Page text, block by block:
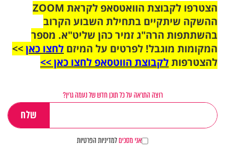
הצטרפו לקבוצת הוואטסאפ לקראת ZOOM
ההשקה שיתקיים בתחילת השבוע הקרוב
בהשתתפות הרה"ג זמיר כהן שליט"א. מספר
המקומות מוגבל! לפרטים על המיזם לחצו כאן>>
להצטרפותלקבוצת הווטסאפ לחצו כאן >>
רוצה התראה על כל תוכן חדש של נעמה גרין?
אני מסכיםלמדיניות הפרטיות